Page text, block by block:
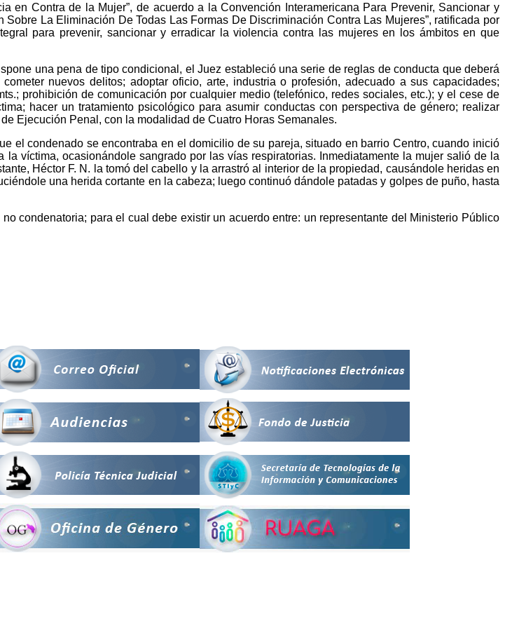
en Contra de la Mujer”, de acuerdo a la Convención Interamericana Para Prevenir, Sancionar y
La Eliminación De Todas Las Formas De Discriminación Contra Las Mujeres”, ratificada por
para prevenir, sancionar y erradicar la violencia contra las mujeres en los ámbitos en que
una pena de tipo condicional, el Juez estableció una serie de reglas de conducta que deberá
nuevos delitos; adoptar oficio, arte, industria o profesión, adecuado a sus capacidades;
prohibición de comunicación por cualquier medio (telefónico, redes sociales, etc.); y el cese de
hacer un tratamiento psicológico para asumir conductas con perspectiva de género; realizar
Ejecución Penal, con la modalidad de Cuatro Horas Semanales.
el condenado se encontraba en el domicilio de su pareja, situado en barrio Centro, cuando inició
víctima, ocasionándole sangrado por las vías respiratorias. Inmediatamente la mujer salió de la
Héctor F. N. la tomó del cabello y la arrastró al interior de la propiedad, causándole heridas en
una herida cortante en la cabeza; luego continuó dándole patadas y golpes de puño, hasta
condenatoria; para el cual debe existir un acuerdo entre: un representante del Ministerio Público